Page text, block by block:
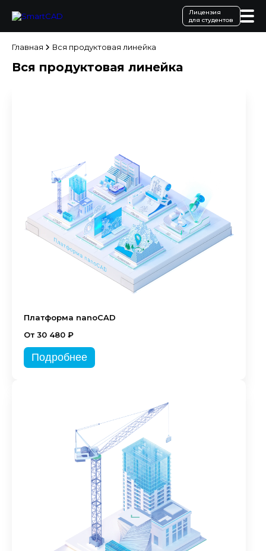
Лицензия
для студентов
Главная Вся продуктовая линейка
Вся продуктовая линейка
Платформа nanoCAD
От 30 480 ₽
Подробнее